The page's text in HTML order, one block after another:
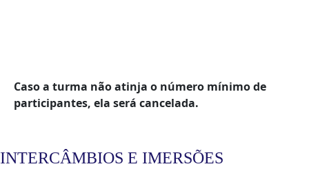
Caso a turma não atinja o número mínimo de
participantes, ela será cancelada.
INTERCÂMBIOS E IMERSÕES